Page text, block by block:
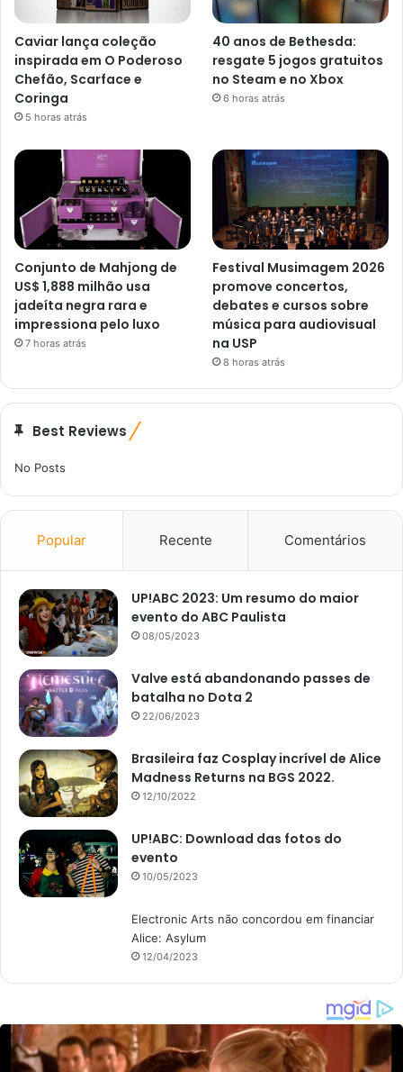
Caviar lança coleção
inspirada em O Poderoso
Chefão, Scarface e
Coringa
5 horas atrás
40 anos de Bethesda:
resgate 5 jogos gratuitos
no Steam e no Xbox
6 horas atrás
Conjunto de Mahjong de
US$ 1,888 milhão usa
jadeíta negra rara e
impressiona pelo luxo
7 horas atrás
Festival Musimagem 2026
promove concertos,
debates e cursos sobre
música para audiovisual
na USP
8 horas atrás
Best Reviews
No Posts
Popular Recente Comentários
UP!ABC 2023: Um resumo do maior
evento do ABC Paulista
08/05/2023
Valve está abandonando passes de
batalha no Dota 2
22/06/2023
Brasileira faz Cosplay incrível de Alice
Madness Returns na BGS 2022.
12/10/2022
UP!ABC: Download das fotos do
evento
10/05/2023
Electronic Arts não concordou em financiar
Alice: Asylum
12/04/2023